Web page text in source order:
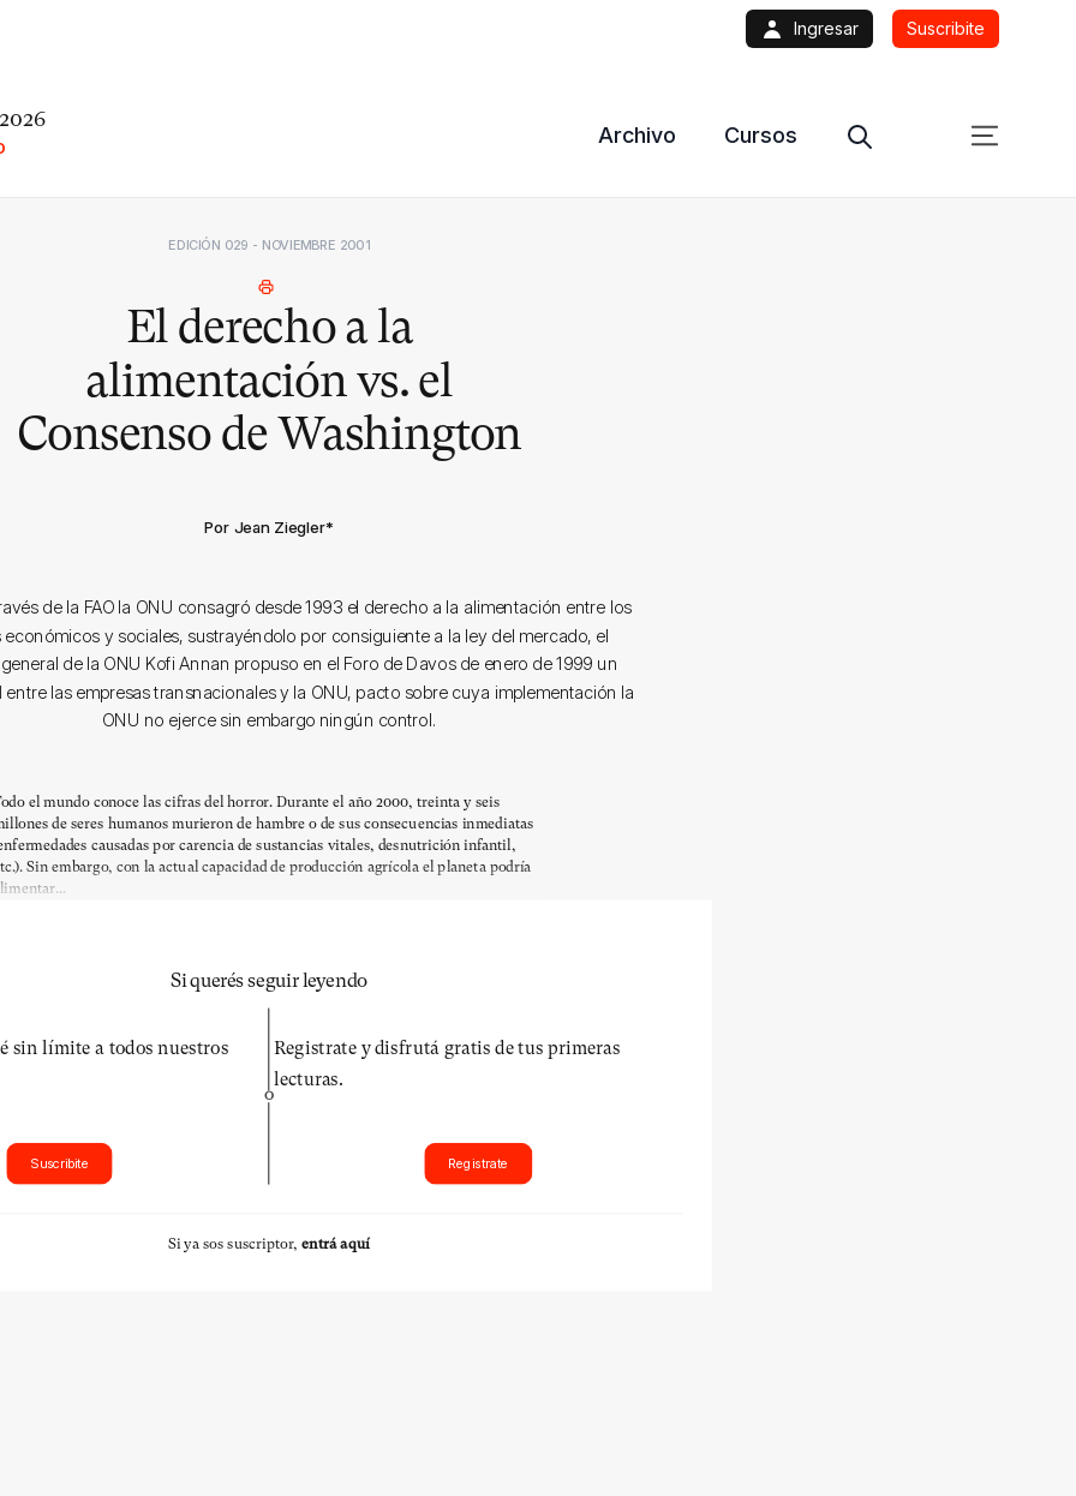
Ingresar Suscribite
Archivo Cursos
EDICIÓN 029 - NOVIEMBRE 2001
El derecho a la
alimentación vs. el
Consenso de Washington
Por Jean Ziegler*
de la FAO la ONU consagró desde 1993 el derecho a la alimentación entre los
económicos y sociales, sustrayéndolo por consiguiente a la ley del mercado, el
de la ONU Kofi Annan propuso en el Foro de Davos de enero de 1999 un
entre las empresas transnacionales y la ONU, pacto sobre cuya implementación la
ONU no ejerce sin embargo ningún control.
el mundo conoce las cifras del horror. Durante el año 2000, treinta y seis
de seres humanos murieron de hambre o de sus consecuencias inmediatas
causadas por carencia de sustancias vitales, desnutrición infantil,
Sin embargo, con la actual capacidad de producción agrícola el planeta podría
Si querés seguir leyendo
sin límite a todos nuestros
Suscribite
O
Registrate y disfrutá gratis de tus primeras
lecturas.
Registrate
Si ya sos suscriptor, entrá aquí